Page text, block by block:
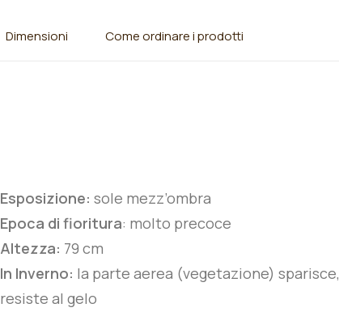
Dimensioni Come ordinare i prodotti
Esposizione: sole mezz’ombra
Epoca di fioritura: molto precoce
Altezza: 79 cm
In Inverno: la parte aerea (vegetazione) sparisce,
resiste al gelo